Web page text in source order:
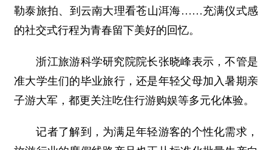
勒泰旅拍、到云南大理看苍山洱海……充满仪式感
的社交式行程为青春留下美好的回忆。
浙江旅游科学研究院院长张晓峰表示，不管是
准大学生们的毕业旅行，还是年轻父母加入暑期亲
子游大军，都更关注吃住行游购娱等多元化体验。
记者了解到，为满足年轻游客的个性化需求，